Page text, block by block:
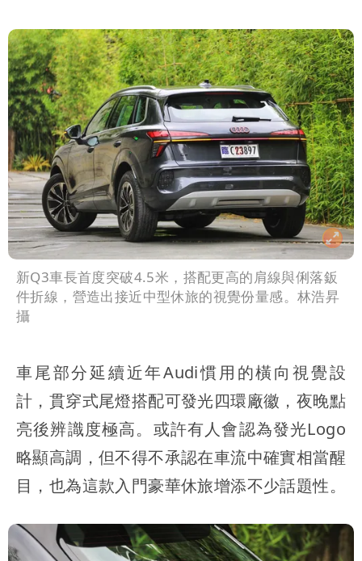
新Q3車長首度突破4.5米，搭配更高的肩線與俐落鈑
件折線，營造出接近中型休旅的視覺份量感。林浩昇
攝
車尾部分延續近年Audi慣用的橫向視覺設
計，貫穿式尾燈搭配可發光四環廠徽，夜晚點
亮後辨識度極高。或許有人會認為發光Logo
略顯高調，但不得不承認在車流中確實相當醒
目，也為這款入門豪華休旅增添不少話題性。